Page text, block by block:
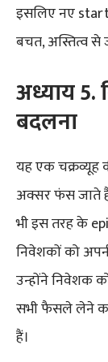
इसलिए नए
बचत, अस्तित्व से
अध्याय 5.
बदलना
यह एक चक्रव्यूह
अक्सर फंस जाते
भी इस तरह के
निवेशकों को
उन्होंने निवेशक
सभी फैसले लेने
हैं।